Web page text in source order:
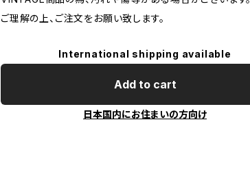
ご理解の上、ご注文をお願い致します。
International shipping available
Add to cart
日本国内にお住まいの方向け